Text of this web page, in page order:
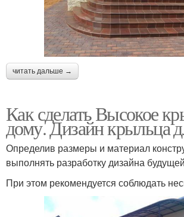
читать дальше →
Как сделать Высокое
дому. Дизайн крыльца
Определив размеры и материал
выполнять разработку дизайна
При этом рекомендуется соблюдать